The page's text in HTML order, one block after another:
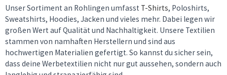
Unser Sortiment an Rohlingen umfasst T-Shirts, Poloshirts,
Sweatshirts, Hoodies, Jacken und vieles mehr. Dabei legen wir
großen Wert auf Qualität und Nachhaltigkeit. Unsere Textilien
stammen von namhaften Herstellern und sind aus
hochwertigen Materialien gefertigt. So kannst du sicher sein,
dass deine Werbetextilien nicht nur gut aussehen, sondern auch